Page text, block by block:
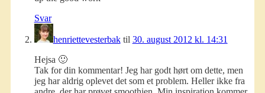
Svar
henriettevesterbaktil 30. august 2012 kl. 14:31
Hejsa 🙂
Tak for din kommentar! Jeg har godt hørt om dette, men
jeg har aldrig oplevet det som et problem. Heller ikke fra